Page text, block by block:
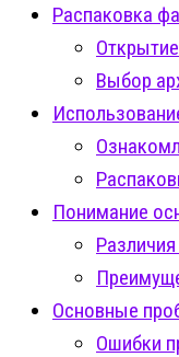
Распаковка
Выбор
Понимание
Основные
Ошибки